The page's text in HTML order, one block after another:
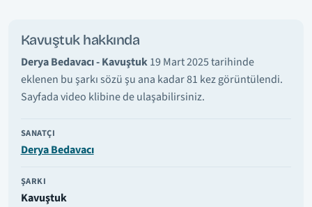
Kavuştuk hakkında
Derya Bedavacı - Kavuştuk19 Mart 2025 tarihinde
eklenen bu şarkı sözü şu ana kadar 81 kez görüntülendi.
Sayfada video klibine de ulaşabilirsiniz.
SANATÇI
Derya Bedavacı
ŞARKI
Kavuştuk